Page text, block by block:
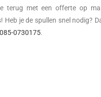
terug met een offerte op
Heb je de spullen snel nodig?
085-0730175.